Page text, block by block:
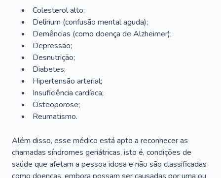
Colesterol alto;
Delirium (confusão mental aguda);
Demências (como doença de Alzheimer);
Depressão;
Desnutrição;
Diabetes;
Hipertensão arterial;
Insuficiência cardíaca;
Osteoporose;
Reumatismo.
Além disso, esse médico está apto a reconhecer as
chamadas síndromes geriátricas, isto é, condições de
saúde que afetam a pessoa idosa e não são classificadas